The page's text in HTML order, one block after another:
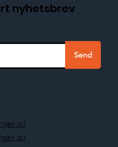
nyhetsbrev
Send
ici
ici